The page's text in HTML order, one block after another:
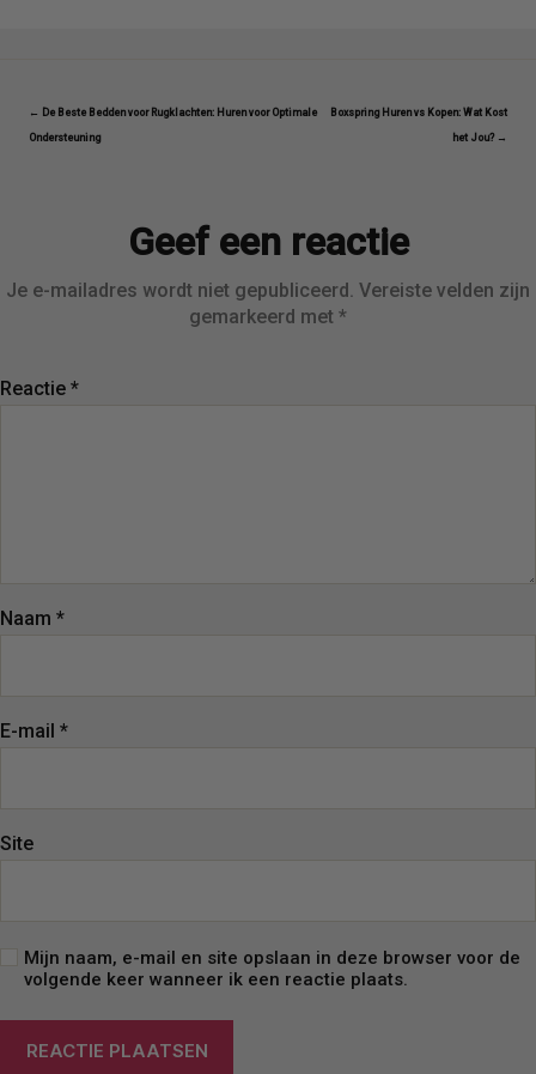
← De Beste Bedden voor Rugklachten: Huren voor Optimale
Ondersteuning
Boxspring Huren vs Kopen: Wat Kost
het Jou? →
Geef een reactie
Je e-mailadres wordt niet gepubliceerd. Vereiste velden zijn
gemarkeerd met *
Reactie *
Naam *
E-mail *
Site
Mijn naam, e-mail en site opslaan in deze browser voor de
volgende keer wanneer ik een reactie plaats.